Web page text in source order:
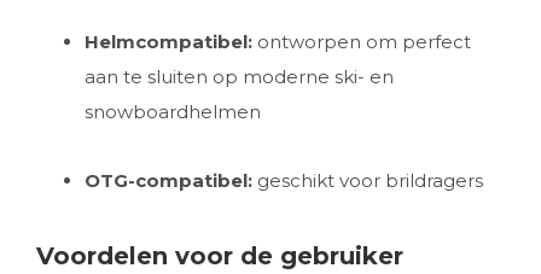
Helmcompatibel: ontworpen om perfect
aan te sluiten op moderne ski- en
snowboardhelmen
OTG-compatibel: geschikt voor brildragers
Voordelen voor de gebruiker